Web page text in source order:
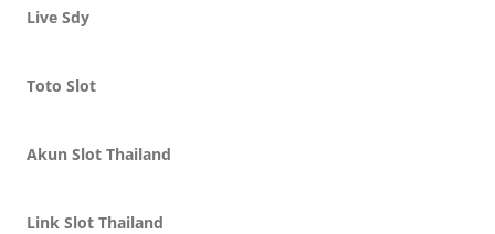
Live Sdy
Toto Slot
Akun Slot Thailand
Link Slot Thailand